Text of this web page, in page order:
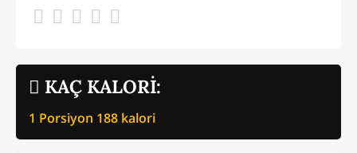
KAÇ KALORİ:
1 Porsiyon 188 kalori